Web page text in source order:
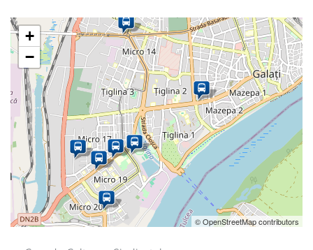
+
−
© OpenStreetMap contributors